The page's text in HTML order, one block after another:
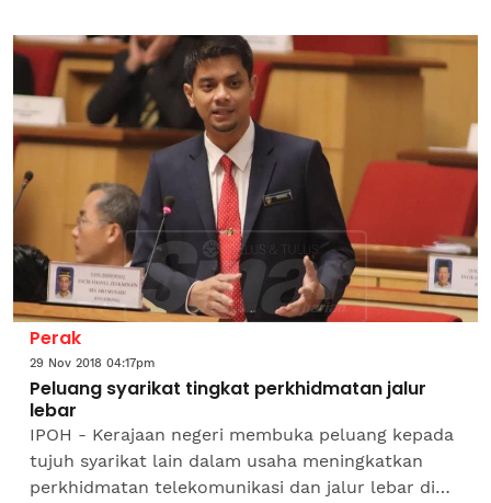
Keluarga dan...
Perak
29 Nov 2018 04:17pm
Peluang syarikat tingkat perkhidmatan jalur
lebar
IPOH - Kerajaan negeri membuka peluang kepada
tujuh syarikat lain dalam usaha meningkatkan
perkhidmatan telekomunikasi dan jalur lebar di